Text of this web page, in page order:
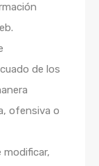
de los
ofensiva o
modificar,